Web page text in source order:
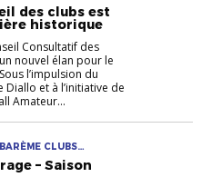
des clubs est
historique
Consultatif des
nouvel élan pour le
l’impulsion du
et à l’initiative de
Amateur...
CLUBS
– Saison